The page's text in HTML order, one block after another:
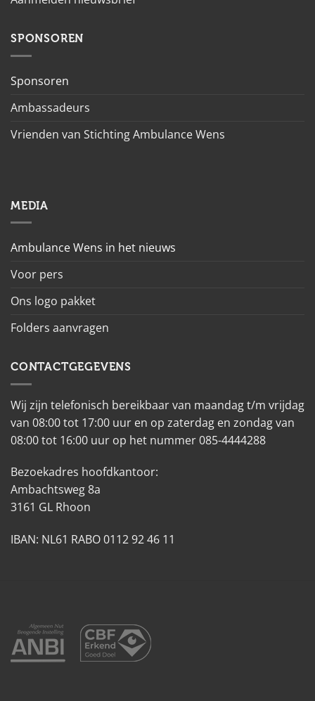
SPONSOREN
Sponsoren
Ambassadeurs
Vrienden van Stichting Ambulance Wens
MEDIA
Ambulance Wens in het nieuws
Voor pers
Ons logo pakket
Folders aanvragen
CONTACTGEGEVENS
Wij zijn telefonisch bereikbaar van maandag t/m vrijdag
van 08:00 tot 17:00 uur en op zaterdag en zondag van
08:00 tot 16:00 uur op het nummer 085-4444288
Bezoekadres hoofdkantoor:
Ambachtsweg 8a
3161 GL Rhoon
IBAN: NL61 RABO 0112 92 46 11